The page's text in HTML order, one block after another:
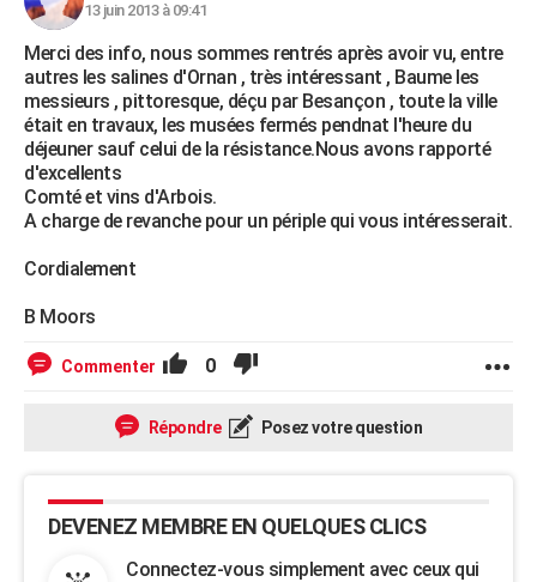
13 juin 2013 à 09:41
Merci des info, nous sommes rentrés après avoir vu, entre
autres les salines d'Ornan , très intéressant , Baume les
messieurs , pittoresque, déçu par Besançon , toute la ville
était en travaux, les musées fermés pendnat l'heure du
déjeuner sauf celui de la résistance.Nous avons rapporté
d'excellents
Comté et vins d'Arbois.
A charge de revanche pour un périple qui vous intéresserait.
Cordialement
B Moors
Commenter 0
Répondre Posez votre question
DEVENEZ MEMBRE EN QUELQUES CLICS
Connectez-vous simplement avec ceux qui